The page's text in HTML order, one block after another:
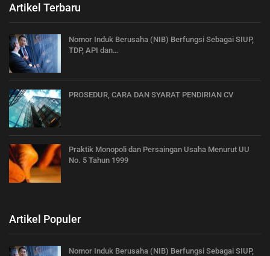
Artikel Terbaru
Nomor Induk Berusaha (NIB) Berfungsi Sebagai SIUP,
TDP, API dan…
PROSEDUR, CARA DAN SYARAT PENDIRIAN CV
Praktik Monopoli dan Persaingan Usaha Menurut UU
No. 5 Tahun 1999
Artikel Populer
Nomor Induk Berusaha (NIB) Berfungsi Sebagai SIUP,